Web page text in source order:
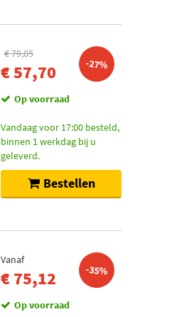
€ 79,05
€ 57,70 -27%
Op voorraad
Vandaag voor 17:00 besteld,
binnen 1 werkdag bij u
geleverd.
Bestellen
Vanaf
€ 75,12 -35%
Op voorraad